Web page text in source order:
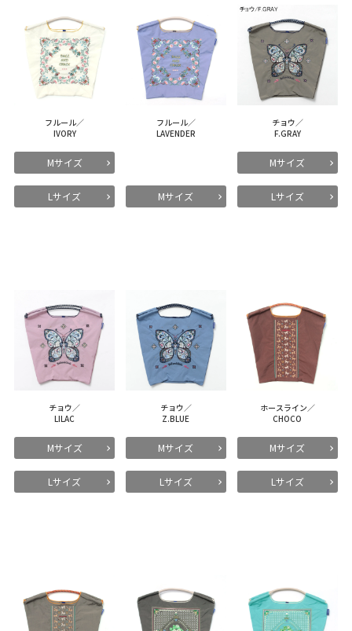
フルール／
IVORY
Mサイズ
Lサイズ
フルール／
LAVENDER
Mサイズ
チョウ／
F.GRAY
Mサイズ
Lサイズ
チョウ／
LILAC
Mサイズ
Lサイズ
チョウ／
Z.BLUE
Mサイズ
Lサイズ
ホースライン／
CHOCO
Mサイズ
Lサイズ